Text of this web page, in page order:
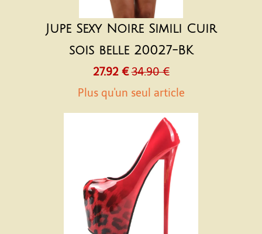
Jupe Sexy Noire Simili Cuir
sois belle 20027-BK
27.92 € 34.90 €
Plus qu'un seul article